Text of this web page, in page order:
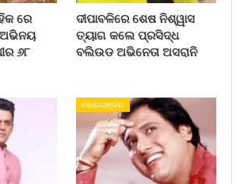
ରେ
ଅଭିନୟ
୬୮
ଦୀପାବଳିରେ ଶେଷ ନିଶ୍ୱାସ
ତ୍ୟାଗ କଲେ ପ୍ରସିଦ୍ଧ
ବଲିଉଡ ଅଭିନେତା ଅସରାନି
ମନୋରଞ୍ଜନ